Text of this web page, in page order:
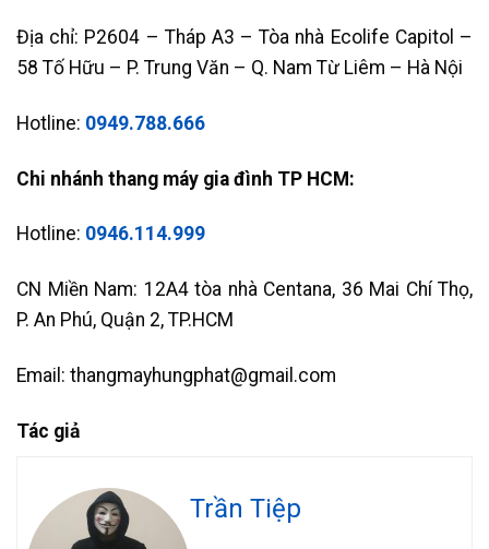
Địa chỉ: P2604 – Tháp A3 – Tòa nhà Ecolife Capitol –
58 Tố Hữu – P. Trung Văn – Q. Nam Từ Liêm – Hà Nội
Hotline: 0949.788.666
Chi nhánh thang máy gia đình TP HCM:
Hotline: 0946.114.999
CN Miền Nam: 12A4 tòa nhà Centana, 36 Mai Chí Thọ,
P. An Phú, Quận 2, TP.HCM
Email: thangmayhungphat@gmail.com
Tác giả
Trần Tiệp